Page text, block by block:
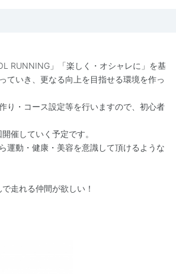
RUNNING」「楽しく・オシャレに」を基
ていき、更なる向上を目指せる環境を作っ
り・コース設定等を行いますので、初心者
催していく予定です。
運動・健康・美容を意識して頂けるような
走れる仲間が欲しい！